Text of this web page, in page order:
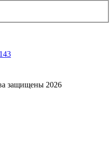
защищены 2026